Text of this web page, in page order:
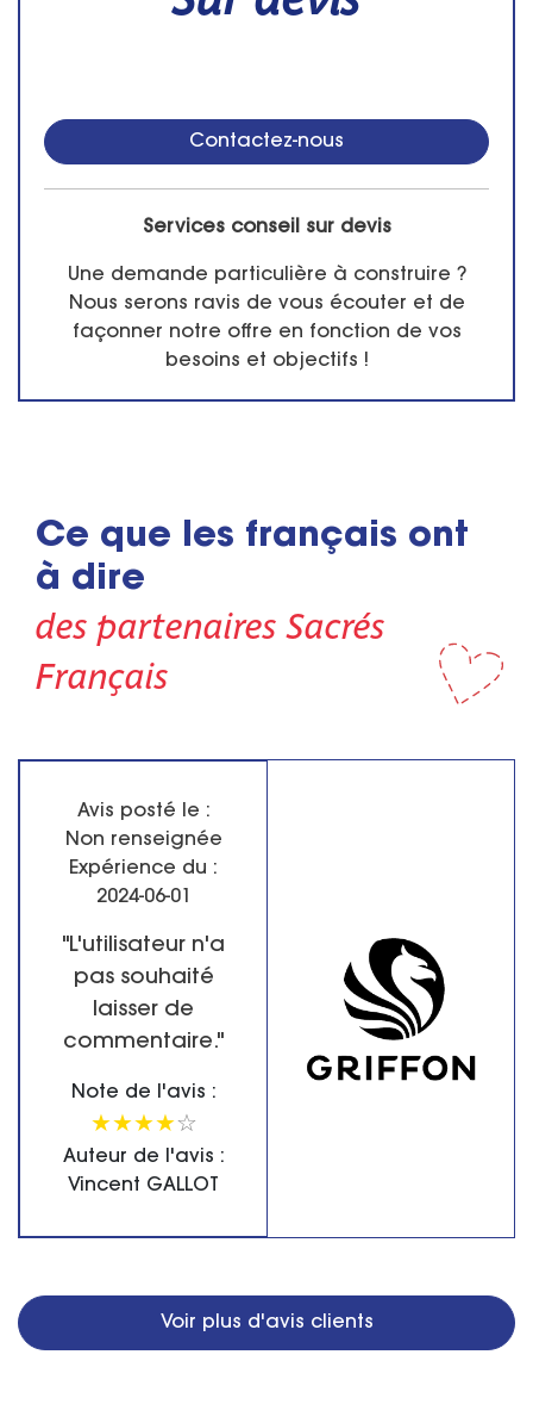
Contactez-nous
Services conseil sur devis
Une demande particulière à construire ?
Nous serons ravis de vous écouter et de
façonner notre offre en fonction de vos
besoins et objectifs !
Ce que les français ont
à dire
des partenaires Sacrés
Français
Avis posté le :
Non renseignée
Expérience du :
2024-06-01
"L'utilisateur n'a
pas souhaité
laisser de
commentaire."
Note de l'avis :
★★★★☆
Auteur de l'avis :
Vincent GALLOT
Voir plus d'avis clients